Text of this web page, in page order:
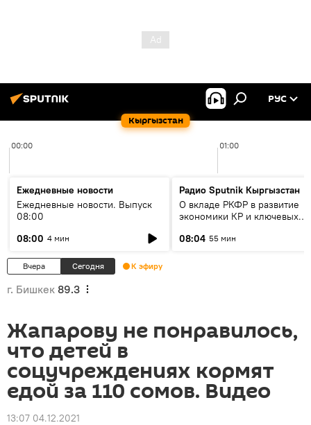
Кыргызстан
РУС
00:00 01:00
Ежедневные новости
Ежедневные новости. Выпуск
08:00
08:00 4 мин
Радио Sputnik Кыргызстан
О вкладе РКФР в развитие
экономики КР и ключевых
08:04 55 мин
Вчера Сегодня К эфиру
г. Бишкек 89.3
Жапарову не понравилось,
что детей в
соцучреждениях кормят
едой за 110 сомов. Видео
13:07 04.12.2021